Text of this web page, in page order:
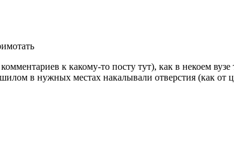
к какому-то посту тут), как в некоем
в нужных местах накалывали отверстия (как от